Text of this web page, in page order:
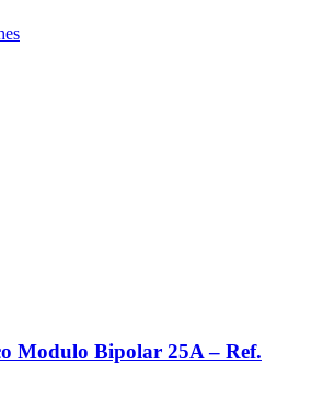
Modulo Bipolar 25A – Ref.